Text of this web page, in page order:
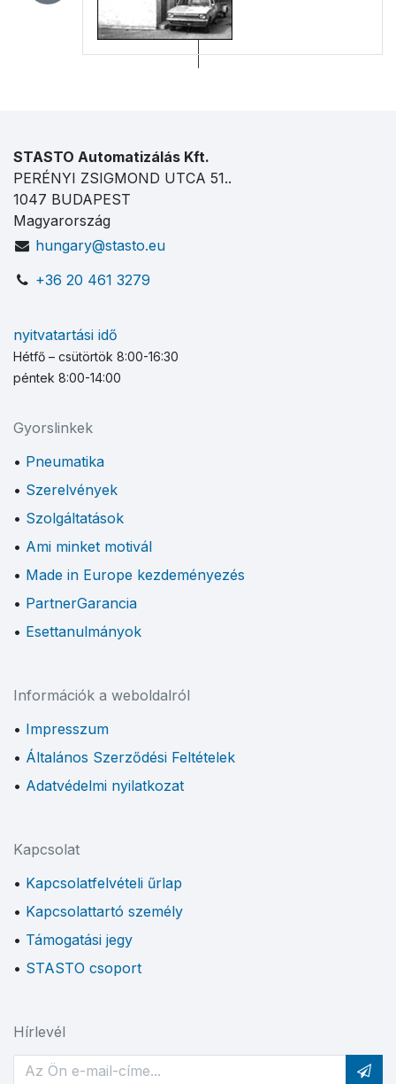
STASTO Automatizálás Kft.
PERÉNYI ZSIGMOND UTCA 51..
1047 BUDAPEST
Magyarország
hungary@stasto.eu
+36 20 461 3279
nyitvatartási idő
Hétfő – csütörtök 8:00-16:30
péntek 8:00-14:00
Gyorslinkek
Pneumatika
Szerelvények
Szolgáltatások
Ami minket motivál
Made in Europe kezdeményezés
PartnerGarancia
Esettanulmányok
Információk a weboldalról
Impresszum
Általános Szerződési Feltételek
Adatvédelmi nyilatkozat
Kapcsolat
Kapcsolatfelvételi űrlap
Kapcsolattartó személy
Támogatási jegy
STASTO csoport
Hírlevél